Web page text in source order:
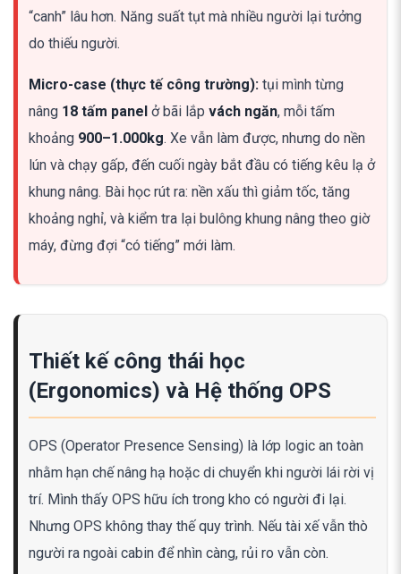
“canh” lâu hơn. Năng suất tụt mà nhiều người lại tưởng
do thiếu người.
Micro-case (thực tế công trường): tụi mình từng
nâng 18 tấm panel ở bãi lắp vách ngăn, mỗi tấm
khoảng 900–1.000kg. Xe vẫn làm được, nhưng do nền
lún và chạy gấp, đến cuối ngày bắt đầu có tiếng kêu lạ ở
khung nâng. Bài học rút ra: nền xấu thì giảm tốc, tăng
khoảng nghỉ, và kiểm tra lại bulông khung nâng theo giờ
máy, đừng đợi “có tiếng” mới làm.
Thiết kế công thái học
(Ergonomics) và Hệ thống OPS
OPS (Operator Presence Sensing) là lớp logic an toàn
nhằm hạn chế nâng hạ hoặc di chuyển khi người lái rời vị
trí. Mình thấy OPS hữu ích trong kho có người đi lại.
Nhưng OPS không thay thế quy trình. Nếu tài xế vẫn thò
người ra ngoài cabin để nhìn càng, rủi ro vẫn còn.